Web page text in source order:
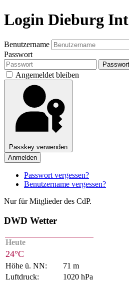
Login Dieburg
Benutzername
Passwort
Angemeldet bleiben
Passkey verwenden
Anmelden
Passwort vergessen?
Benutzername vergessen?
Nur für Mitglieder des CdP.
DWD Wetter
Heute
24°C
Höhe ü. NN:
71 m
Luftdruck:
1020 hPa